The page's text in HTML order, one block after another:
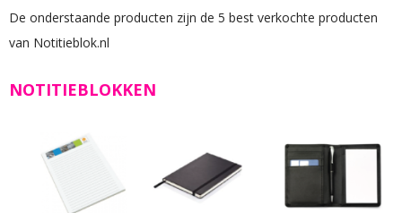
De onderstaande producten zijn de 5 best verkochte producten
van Notitieblok.nl
NOTITIEBLOKKEN